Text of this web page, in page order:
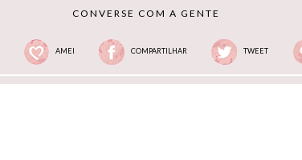
CONVERSE COM A GENTE
AMEI COMPARTILHAR TWEET